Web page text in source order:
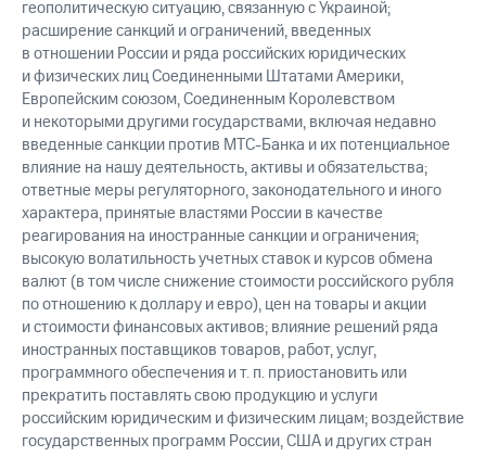
геополитическую ситуацию, связанную с Украиной;
расширение санкций и ограничений, введенных
в отношении России и ряда российских юридических
и физических лиц Соединенными Штатами Америки,
Европейским союзом, Соединенным Королевством
и некоторыми другими государствами, включая недавно
введенные санкции против МТС-Банка и их потенциальное
влияние на нашу деятельность, активы и обязательства;
ответные меры регуляторного, законодательного и иного
характера, принятые властями России в качестве
реагирования на иностранные санкции и ограничения;
высокую волатильность учетных ставок и курсов обмена
валют (в том числе снижение стоимости российского рубля
по отношению к доллару и евро), цен на товары и акции
и стоимости финансовых активов; влияние решений ряда
иностранных поставщиков товаров, работ, услуг,
программного обеспечения и т. п. приостановить или
прекратить поставлять свою продукцию и услуги
российским юридическим и физическим лицам; воздействие
государственных программ России, США и других стран